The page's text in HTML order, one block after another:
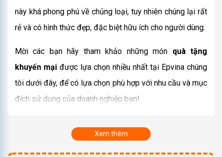
này khá phong phú về chủng loại, tuy nhiên chúng lại rất
rẻ và có hình thức đẹp, đặc biệt hữu ích cho người dùng.
Mời các bạn hãy tham khảo những món quà tặng
khuyến mại được lựa chọn nhiều nhất tại Epvina chúng
tôi dưới đây, để có lựa chọn phù hợp với nhu cầu và mục
đích sử dụng của doanh nghiệp bạn!
quà tặng quảng cáo thông minh
nhất hiện nay
Xem thêm